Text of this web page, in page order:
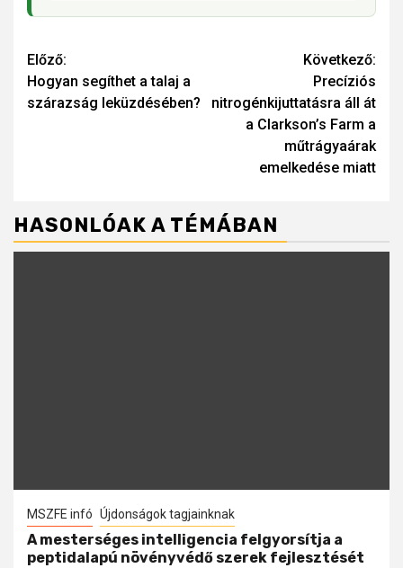
Continue
Reading
Előző:
Hogyan segíthet a talaj a
szárazság leküzdésében?
Következő:
Precíziós
nitrogénkijuttatásra áll át
a Clarkson’s Farm a
műtrágyaárak
emelkedése miatt
HASONLÓAK A TÉMÁBAN
MSZFE infó Újdonságok tagjainknak
A mesterséges intelligencia felgyorsítja a
peptidalapú növényvédő szerek fejlesztését